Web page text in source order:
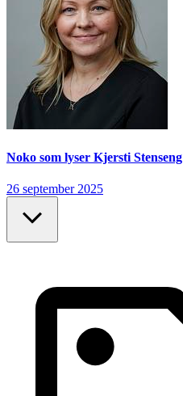
Noko som lyser Kjersti Stenseng
26 september 2025